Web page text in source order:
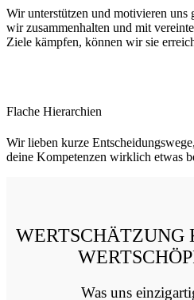
Wir unterstützen und motivieren uns
wir zusammenhalten und mit
Ziele kämpfen, können wir sie
Flache Hierarchien
Wir lieben kurze
deine Kompetenzen wirklich etwas
WERTSCHÄTZUNG
Was uns